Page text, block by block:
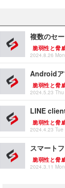
複数のセ
脆弱性と脅
2024.8.26
Androidア
脆弱性と脅
2024.5.23 Thu
LINE
脆弱性と脅
2024.4.23 Tue
スマート
脆弱性と脅
2024.3.11